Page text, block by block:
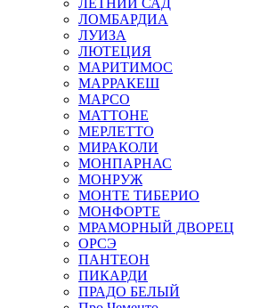
ЛЕТНИЙ САД
ЛОМБАРДИА
ЛУИЗА
ЛЮТЕЦИЯ
МАРИТИМОС
МАРРАКЕШ
МАРСО
МАТТОНЕ
МЕРЛЕТТО
МИРАКОЛИ
МОНПАРНАС
МОНРУЖ
МОНТЕ ТИБЕРИО
МОНФОРТЕ
МРАМОРНЫЙ ДВОРЕЦ
ОРСЭ
ПАНТЕОН
ПИКАРДИ
ПРАДО БЕЛЫЙ